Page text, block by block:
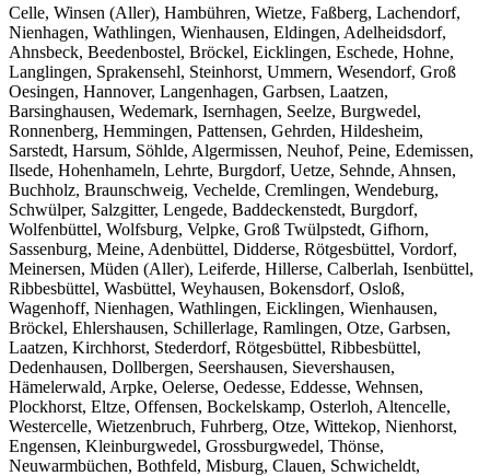
Celle, Winsen (Aller), Hambühren, Wietze, Faßberg, Lachendorf,
Nienhagen, Wathlingen, Wienhausen, Eldingen, Adelheidsdorf,
Ahnsbeck, Beedenbostel, Bröckel, Eicklingen, Eschede, Hohne,
Langlingen, Sprakensehl, Steinhorst, Ummern, Wesendorf, Groß
Oesingen, Hannover, Langenhagen, Garbsen, Laatzen,
Barsinghausen, Wedemark, Isernhagen, Seelze, Burgwedel,
Ronnenberg, Hemmingen, Pattensen, Gehrden, Hildesheim,
Sarstedt, Harsum, Söhlde, Algermissen, Neuhof, Peine, Edemissen,
Ilsede, Hohenhameln, Lehrte, Burgdorf, Uetze, Sehnde, Ahnsen,
Buchholz, Braunschweig, Vechelde, Cremlingen, Wendeburg,
Schwülper, Salzgitter, Lengede, Baddeckenstedt, Burgdorf,
Wolfenbüttel, Wolfsburg, Velpke, Groß Twülpstedt, Gifhorn,
Sassenburg, Meine, Adenbüttel, Didderse, Rötgesbüttel, Vordorf,
Meinersen, Müden (Aller), Leiferde, Hillerse, Calberlah, Isenbüttel,
Ribbesbüttel, Wasbüttel, Weyhausen, Bokensdorf, Osloß,
Wagenhoff, Nienhagen, Wathlingen, Eicklingen, Wienhausen,
Bröckel, Ehlershausen, Schillerlage, Ramlingen, Otze, Garbsen,
Laatzen, Kirchhorst, Stederdorf, Rötgesbüttel, Ribbesbüttel,
Dedenhausen, Dollbergen, Seershausen, Sievershausen,
Hämelerwald, Arpke, Oelerse, Oedesse, Eddesse, Wehnsen,
Plockhorst, Eltze, Offensen, Bockelskamp, Osterloh, Altencelle,
Westercelle, Wietzenbruch, Fuhrberg, Otze, Wittekop, Nienhorst,
Engensen, Kleinburgwedel, Grossburgwedel, Thönse,
Neuwarmbüchen, Bothfeld, Misburg, Clauen, Schwicheldt,